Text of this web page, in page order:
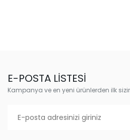
E-POSTA LİSTESİ
Kampanya ve en yeni ürünlerden ilk